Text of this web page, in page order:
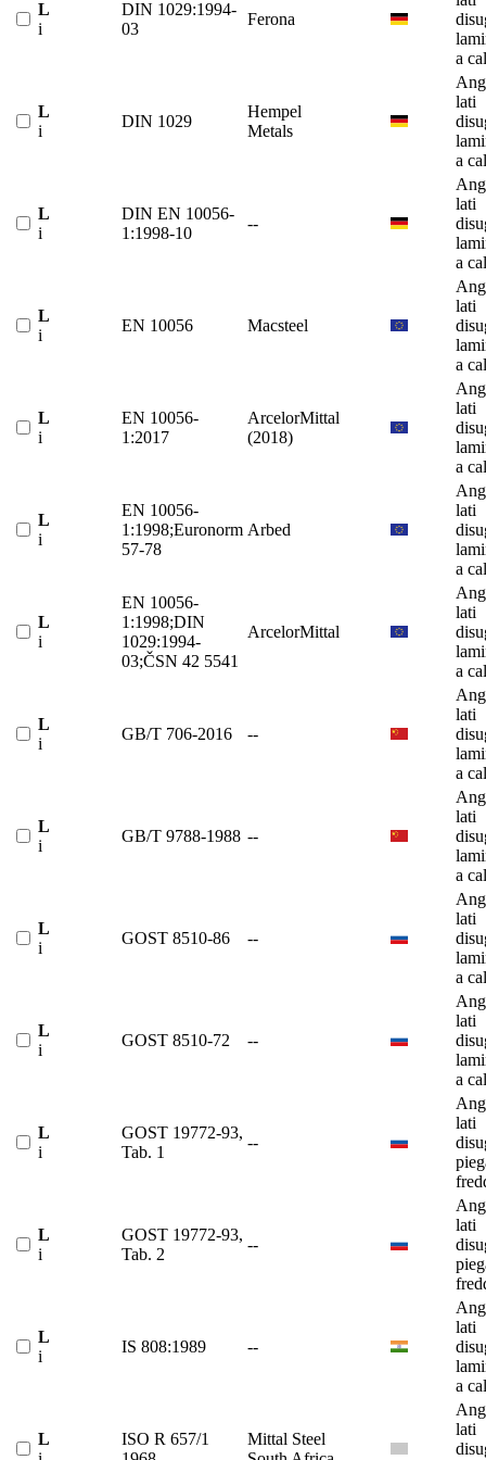
L
i
DIN 1029:1994-
03
Ferona
a
L
i
DIN 1029
Hempel
Metals
lati
a
L
i
DIN EN 10056-
1:1998-10
--
lati
a
L
i
EN 10056 Macsteel
lati
a
L
i
EN 10056-
1:2017
ArcelorMittal
(2018)
lati
a
L
i
EN 10056-
1:1998;Euronorm
57-78
Arbed
lati
a
L
i
EN 10056-
1:1998;DIN
1029:1994-
03;ČSN 42 5541
ArcelorMittal
lati
a
L
i
GB/T 706-2016 --
lati
a
L
i
GB/T 9788-1988 --
lati
a
L
i
GOST 8510-86 --
lati
a
L
i
GOST 8510-72 --
lati
a
L
i
GOST 19772-93,
Tab. 1
--
lati
L
i
GOST 19772-93,
Tab. 2
--
lati
L
i
IS 808:1989 --
lati
a
L
ISO R 657/1
Mittal Steel
lati